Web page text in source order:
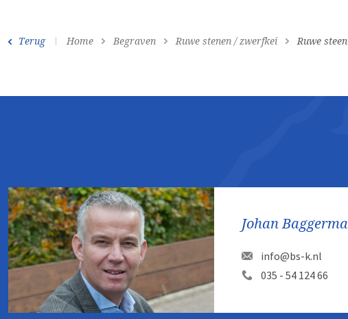
Terug Home Begraven Ruwe stenen / zwerfkei Ruwe
Johan
info@bs-k.nl
035 - 54 124 66